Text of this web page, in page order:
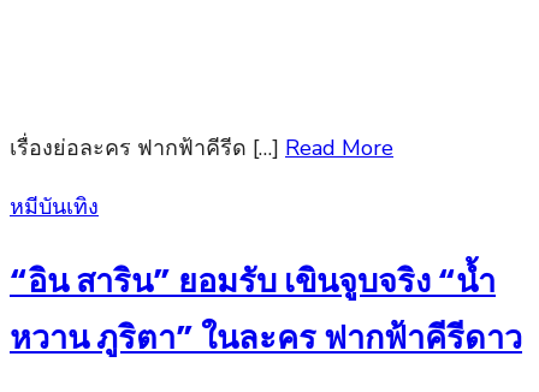
เรื่องย่อละคร ฟากฟ้าคีรีด […] Read More
Posted
หมีบันเทิง
“อิน สาริน” ยอมรับ เขินจูบจริง “น้ำ
หวาน ภูริตา” ในละคร ฟากฟ้าคีรีดาว